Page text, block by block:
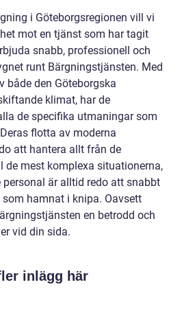
i Göteborgsregionen vill vi
mot en tjänst som har tagit
snabb, professionell och
runt Bärgningstjänsten. Med
både den Göteborgska
klimat, har de
de specifika utmaningar som
flotta av moderna
att hantera allt från de
de mest komplexa situationerna,
personal är alltid redo att snabbt
hamnat i knipa. Oavsett
en betrodd och
vid din sida.
inlägg här